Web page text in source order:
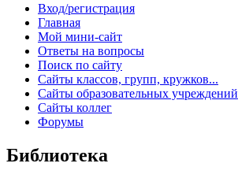
Вход/регистрация
Главная
Мой мини-сайт
Ответы на вопросы
Поиск по сайту
Сайты классов, групп, кружков...
Сайты образовательных учреждений
Сайты коллег
Форумы
Библиотека